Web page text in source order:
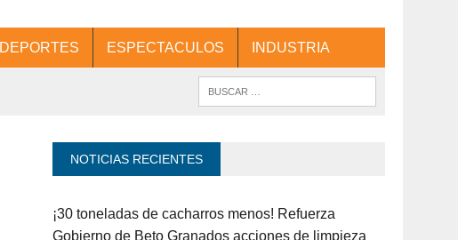
DEPORTES ESPECTACULOS INDUSTRIA
NOTICIAS RECIENTES
¡30 toneladas de cacharros menos! Refuerza
Gobierno de Beto Granados acciones de limpieza